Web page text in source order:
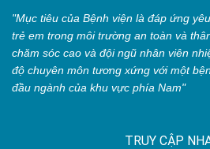
"Mục tiêu của Bệnh viện là đáp ứng
trẻ em trong môi trường an toàn và
chăm sóc cao và đội ngũ nhân viên
độ chuyên môn tương xứng với một
đầu ngành của khu vực phía Nam"
TRUY CẬP